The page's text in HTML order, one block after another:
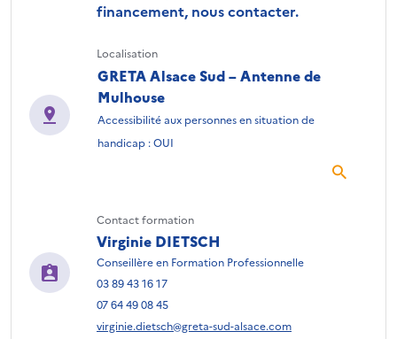
financement, nous contacter.
Localisation
GRETA Alsace Sud – Antenne de
Mulhouse
Accessibilité aux personnes en situation de
handicap : OUI
Contact formation
Virginie DIETSCH
Conseillère en Formation Professionnelle
03 89 43 16 17
07 64 49 08 45
virginie.dietsch@greta-sud-alsace.com